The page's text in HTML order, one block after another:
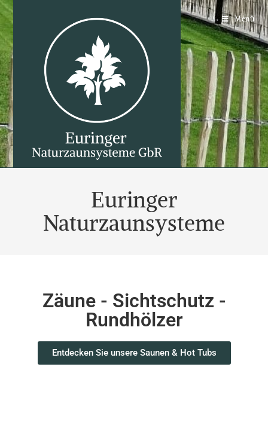
Menü
Euringer
Naturzaunsysteme
Zäune - Sichtschutz -
Rundhölzer
Entdecken Sie unsere Saunen & Hot Tubs